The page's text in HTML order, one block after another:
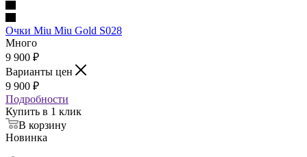
Очки Miu Miu Gold S028
Много
9 900 ₽
Варианты цен
9 900 ₽
Подробности
Купить в 1 клик
В корзину
Новинка